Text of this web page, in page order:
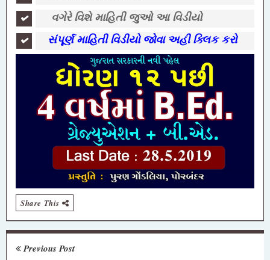
વગેરે વિશે માહિતી જુઓ આ વિડીયો
સંપૂર્ણ માહિતી વિડીયો જોવા અહી ક્લિક કરો
Share This
Previous Post